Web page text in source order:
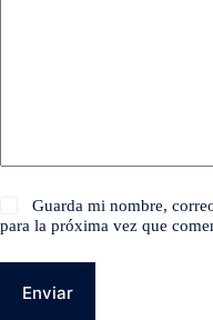
Guarda mi nombre,
para la próxima vez que
Enviar